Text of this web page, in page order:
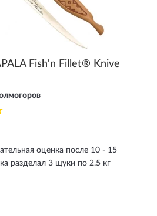
Fish'n Fillet® Knive
оценка после 10 - 15
разделал 3 щуки по 2.5 кг